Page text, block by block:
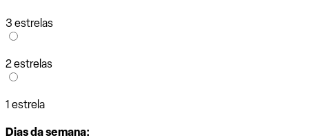
3 estrelas
2 estrelas
1 estrela
Dias da semana: